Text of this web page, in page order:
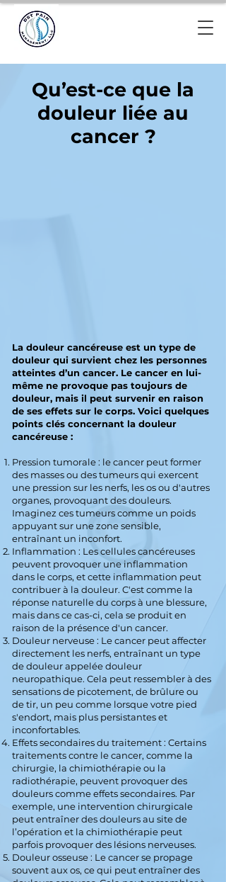
Qu’est-ce que la
douleur liée au
cancer ?
La douleur cancéreuse est un type de
douleur qui survient chez les personnes
atteintes d’un cancer. Le cancer en lui-
même ne provoque pas toujours de
douleur, mais il peut survenir en raison
de ses effets sur le corps. Voici quelques
points clés concernant la douleur
cancéreuse :
Pression tumorale : le cancer peut former
des masses ou des tumeurs qui exercent
une pression sur les nerfs, les os ou d'autres
organes, provoquant des douleurs.
Imaginez ces tumeurs comme un poids
appuyant sur une zone sensible,
entraînant un inconfort.
Inflammation : Les cellules cancéreuses
peuvent provoquer une inflammation
dans le corps, et cette inflammation peut
contribuer à la douleur. C'est comme la
réponse naturelle du corps à une blessure,
mais dans ce cas-ci, cela se produit en
raison de la présence d'un cancer.
Douleur nerveuse : Le cancer peut affecter
directement les nerfs, entraînant un type
de douleur appelée douleur
neuropathique. Cela peut ressembler à des
sensations de picotement, de brûlure ou
de tir, un peu comme lorsque votre pied
s'endort, mais plus persistantes et
inconfortables.
Effets secondaires du traitement : Certains
traitements contre le cancer, comme la
chirurgie, la chimiothérapie ou la
radiothérapie, peuvent provoquer des
douleurs comme effets secondaires. Par
exemple, une intervention chirurgicale
peut entraîner des douleurs au site de
l’opération et la chimiothérapie peut
parfois provoquer des lésions nerveuses.
Douleur osseuse : Le cancer se propage
souvent aux os, ce qui peut entraîner des